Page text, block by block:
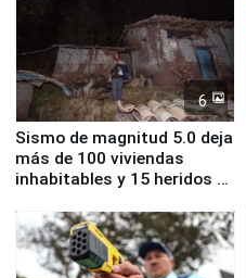
6
Sismo de magnitud 5.0 deja
más de 100 viviendas
inhabitables y 15 heridos en